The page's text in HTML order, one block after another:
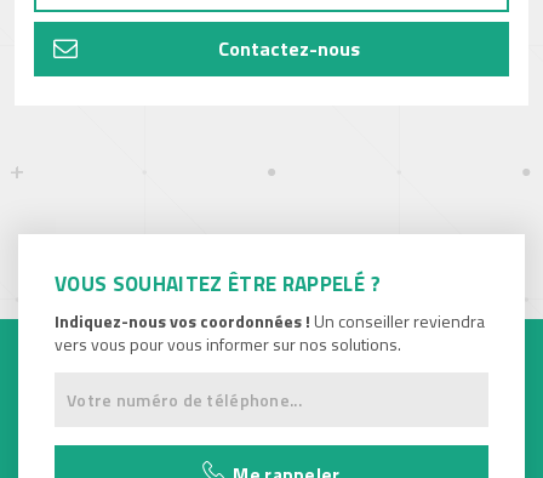
Contactez-nous
VOUS SOUHAITEZ ÊTRE RAPPELÉ ?
Indiquez-nous vos coordonnées ! Un conseiller reviendra
vers vous pour vous informer sur nos solutions.